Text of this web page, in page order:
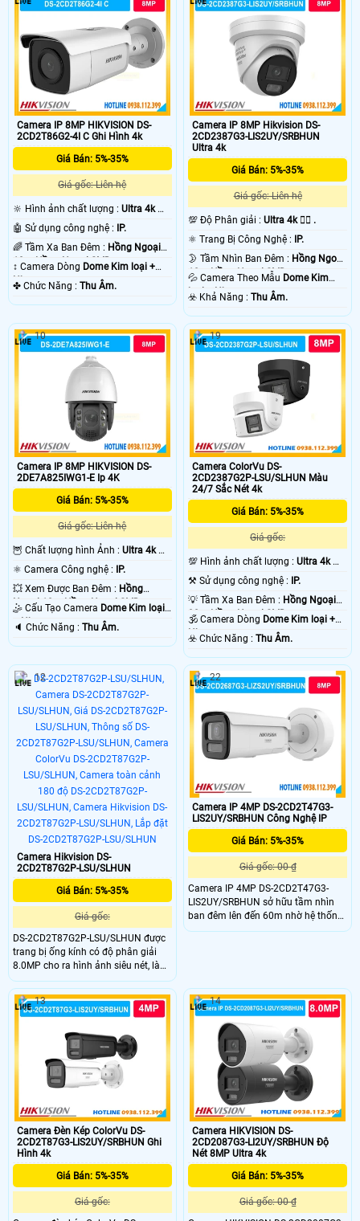
Camera IP 8MP HIKVISION DS-
2CD2T86G2-4I C Ghi Hình 4k
Giá Bán: 5%-35%
Giá gốc: Liên hệ
🔆 Hình ảnh chất lượng : Ultra 4k 👍🏾
.
🤖️ Sử dụng công nghệ :
IP.
🌈 Tầm Xa Ban Đêm : Hồng Ngoại
10m Hồng Ngoại SMD.
↕️ Camera Dòng Dome Kim loại +
Nhựa.
️✤ Chức Năng : Thu Âm.
Camera IP 8MP Hikvision DS-
2CD2387G3-LIS2UY/SRBHUN
Ultra 4k
Giá Bán: 5%-35%
Giá gốc: Liên hệ
💯 Độ Phân giải :Ultra 4k 👍🏾 .
⚛️ Trang Bị Công Nghệ :
IP.
🌛 Tầm Nhìn Ban Đêm : Hồng Ngoại
10m Hồng Ngoại SMD.
💦 Camera Theo Mẫu Dome Kim
loại + Nhựa.
️☣️ Khả Năng :Thu Âm.
Camera IP 8MP HIKVISION DS-
2DE7A825IWG1-E Ip 4K
Giá Bán: 5%-35%
Giá gốc: Liên hệ
🦉 Chất lượng hình Ảnh : Ultra 4k 👍🏾
⚛️ Camera Công nghệ : IP.
💥 Xem Được Ban Đêm : Hồng
Ngoại 10m Hồng Ngoại SMD.
🤹 Cấu Tạo Camera Dome Kim loại
+ Nhựa.
️🔈 Chức Năng : Thu Âm.
10
Camera ColorVu DS-
2CD2387G2P-LSU/SLHUN Màu
24/7 Sắc Nét 4k
Giá Bán: 5%-35%
Giá gốc:
💯 Hình ảnh chất lượng :Ultra 4k 👍🏾
.
⚒ Sử dụng công nghệ : IP.
💡 Tầm Xa Ban Đêm : Hồng Ngoại
30m Hồng Ngoại SMD.
🕉️ Camera Dòng Dome Kim loại +
Nhựa.
️☣️ Chức Năng :Thu Âm.
19
Camera Hikvision DS-
2CD2T87G2P-LSU/SLHUN
Giá Bán: 5%-35%
Giá gốc:
DS-2CD2T87G2P-LSU/SLHUN được
trang bị ống kính có độ phân giải
8.0MP cho ra hình ảnh siêu nét, là
dòng camera có 2 mắt kết hợp nhìn
góc nhìn rộng lên đến 180 độ, không
bị méo hình ở khoảng cách 1m,
trang bị đèn Led tầm xa nhìn có
màu vào ban đêm lên đến 40m.
12
Camera IP 4MP DS-2CD2T47G3-
LIS2UY/SRBHUN Công Nghệ IP
Giá Bán: 5%-35%
Giá gốc: 00 ₫
Camera IP 4MP DS-2CD2T47G3-
LIS2UY/SRBHUN sở hữu tầm nhìn
ban đêm lên đến 60m nhờ hệ thống
đèn lai Hybrid Light chiếu xa đến 60
chân thực ngay cả trong môi trường
tối hoàn toàn.
22
Camera Đèn Kép ColorVu DS-
2CD2T87G3-LIS2UY/SRBHUN Ghi
Hình 4k
Giá Bán: 5%-35%
Giá gốc:
13
Camera HIKVISION DS-
2CD2087G3-LI2UY/SRBHUN Độ
Nét 8MP Ultra 4k
Giá Bán: 5%-35%
Giá gốc: 00 ₫
14